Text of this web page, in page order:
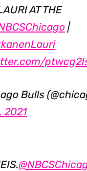
AT THE
|
Bulls
2021